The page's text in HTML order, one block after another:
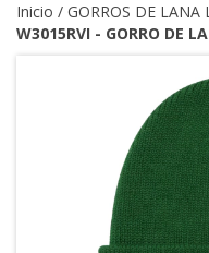
Inicio / GORROS DE LANA
W3015RVI - GORRO DE